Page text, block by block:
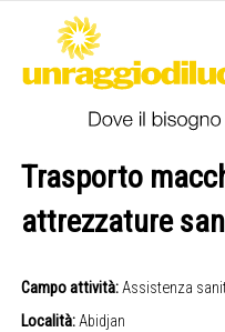
Trasporto
attrezzature
Campo attività:Assistenza
Località:Abidjan